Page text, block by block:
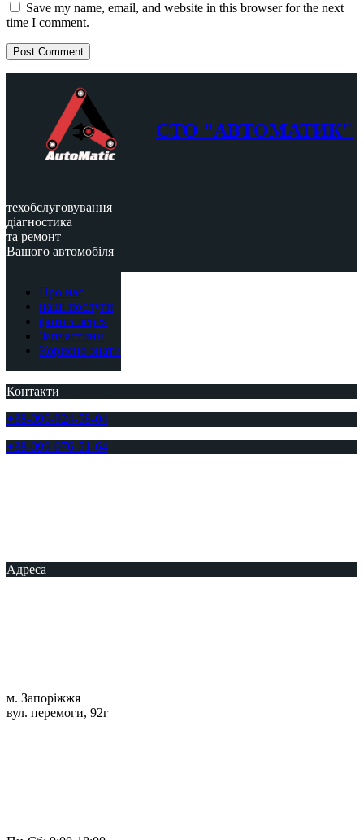
Save my name, email, and website in this browser for the next
time I comment.
СТО "АВТОМАТИК"
техобслуговування
діагностика
та ремонт
Вашого автомобіля
Про нас
наші послуги
фотогалерея
Запчастини
Корисно знати
Контакти
+38-096-924-58-04
+38-099-076-51-64
Адреса
м. Запоріжжя
вул. перемоги, 92г